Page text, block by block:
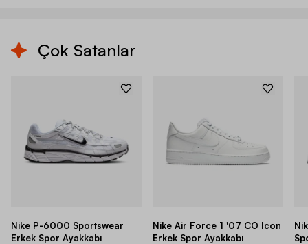
Çok Satanlar
Nike P-6000 Sportswear
Erkek Spor Ayakkabı
Nike Air Force 1 '07 CO Icon
Erkek Spor Ayakkabı